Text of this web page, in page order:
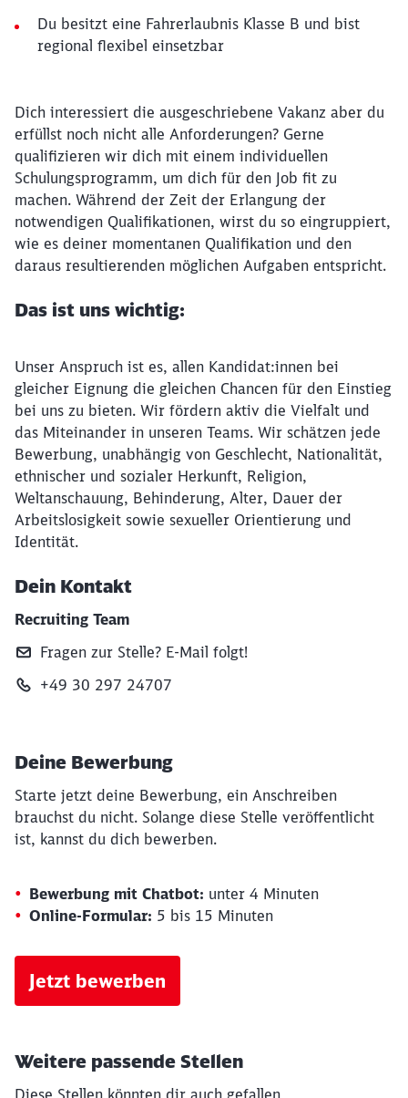
Du besitzt eine Fahrerlaubnis Klasse B und bist
regional flexibel einsetzbar
Dich interessiert die ausgeschriebene Vakanz aber du
erfüllst noch nicht alle Anforderungen? Gerne
qualifizieren wir dich mit einem individuellen
Schulungsprogramm, um dich für den Job fit zu
machen. Während der Zeit der Erlangung der
notwendigen Qualifikationen, wirst du so eingruppiert,
wie es deiner momentanen Qualifikation und den
daraus resultierenden möglichen Aufgaben entspricht.
Das ist uns wichtig:
Unser Anspruch ist es, allen Kandidat:innen bei
gleicher Eignung die gleichen Chancen für den Einstieg
bei uns zu bieten. Wir fördern aktiv die Vielfalt und
das Miteinander in unseren Teams. Wir schätzen jede
Bewerbung, unabhängig von Geschlecht, Nationalität,
ethnischer und sozialer Herkunft, Religion,
Weltanschauung, Behinderung, Alter, Dauer der
Arbeitslosigkeit sowie sexueller Orientierung und
Identität.
Dein Kontakt
Recruiting Team
Fragen zur Stelle? E‑Mail folgt!
+49 30 297 24707
Deine Bewerbung
Starte jetzt deine Bewerbung, ein Anschreiben
brauchst du nicht. Solange diese Stelle veröffentlicht
ist, kannst du dich bewerben.
Bewerbung mit Chatbot: unter 4 Minuten
Online-Formular: 5 bis 15 Minuten
Jetzt bewerben
Weitere passende Stellen
Diese Stellen könnten dir auch gefallen